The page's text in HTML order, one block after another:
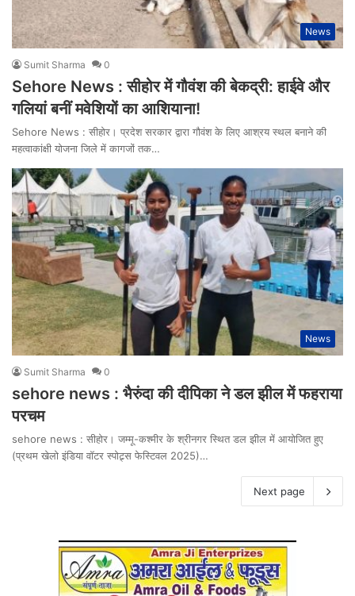
News
Sumit Sharma 0
Sehore News : सीहोर में गौवंश की बेकद्री: हाईवे और
गलियां बनीं मवेशियों का आशियाना!
Sehore News : सीहोर। प्रदेश सरकार द्वारा गौवंश के लिए आश्रय स्थल बनाने की
महत्वाकांक्षी योजना जिले में कागजों तक…
News
Sumit Sharma 0
sehore news : भैरुंदा की दीपिका ने डल झील में फहराया
परचम
sehore news : सीहोर। जम्मू-कश्मीर के श्रीनगर स्थित डल झील में आयोजित हुए
(प्रथम खेलो इंडिया वॉटर स्पोट्र्स फेस्टिवल 2025)…
Next page